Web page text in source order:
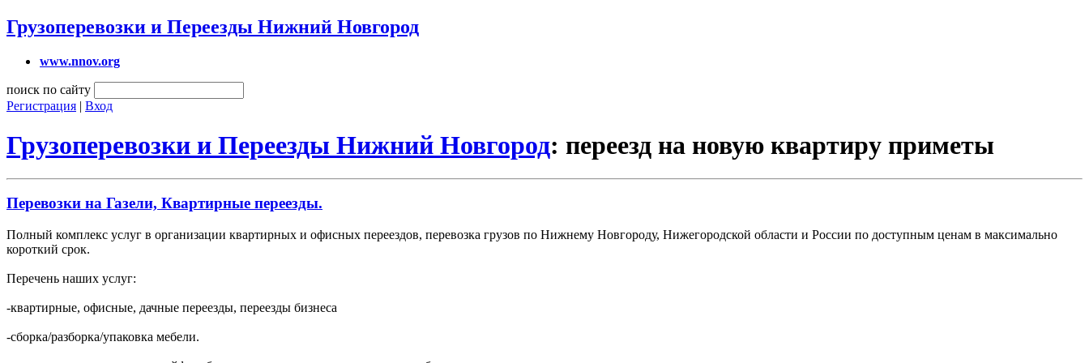
Грузоперевозки и Переезды Нижний Новгород
www.nnov.org
поиск по сайту
Регистрация | Вход
Грузоперевозки и Переезды Нижний Новгород: переезд на новую квартиру приметы
Перевозки на Газели, Квартирные переезды.
Полный комплекс услуг в организации квартирных и офисных переездов, перевозка грузов по Нижнему Новгороду, Нижегородской области и России по доступным ценам в максимально
короткий срок.
Перечень наших услуг:
-квартирные, офисные, дачные переезды, переезды бизнеса
-сборка/разборка/упаковка мебели.